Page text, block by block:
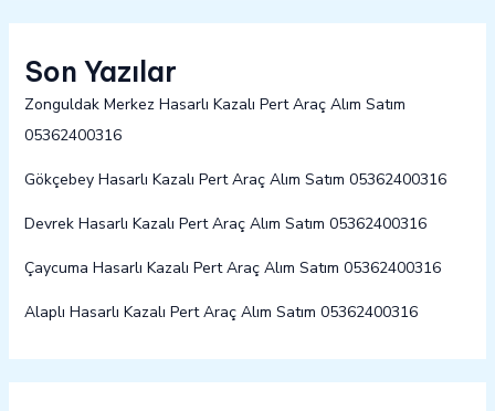
Son Yazılar
Zonguldak Merkez Hasarlı Kazalı Pert Araç Alım Satım
05362400316
Gökçebey Hasarlı Kazalı Pert Araç Alım Satım 05362400316
Devrek Hasarlı Kazalı Pert Araç Alım Satım 05362400316
Çaycuma Hasarlı Kazalı Pert Araç Alım Satım 05362400316
Alaplı Hasarlı Kazalı Pert Araç Alım Satım 05362400316